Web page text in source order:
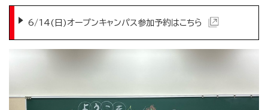
6/14(日)オープンキャンパス参加予約はこちら